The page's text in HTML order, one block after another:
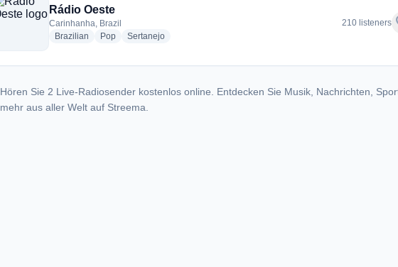
Rádio Oeste
Carinhanha, Brazil
Brazilian radio stations
Popradio stations
Sertanejoradio stations
210 listeners
Hören Sie 2 Live-Radiosender kostenlos online. Entdecken Sie Musik, Nachrichten,
mehr aus aller Welt auf Streema.